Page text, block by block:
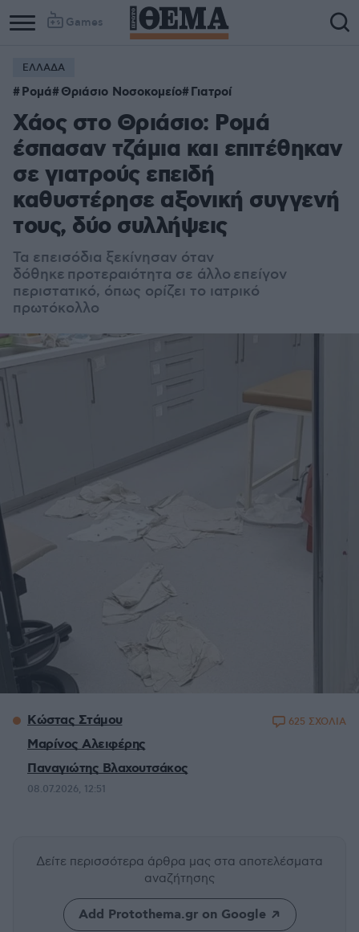
Games
ΕΛΛΑΔΑ
Ρομά Θριάσιο Νοσοκομείο Γιατροί
Χάος στο Θριάσιο: Ρομά
έσπασαν τζάμια και επιτέθηκαν
σε γιατρούς επειδή
καθυστέρησε αξονική συγγενή
τους, δύο συλλήψεις
Τα επεισόδια ξεκίνησαν όταν
δόθηκε προτεραιότητα σε άλλο επείγον
περιστατικό, όπως ορίζει το ιατρικό
πρωτόκολλο
Κώστας Στάμου
Μαρίνος Αλειφέρης
Παναγιώτης Βλαχουτσάκος
08.07.2026, 12:51
625 ΣΧΟΛΙΑ
Δείτε περισσότερα άρθρα μας στα αποτελέσματα
αναζήτησης
Add Protothema.gr on Google